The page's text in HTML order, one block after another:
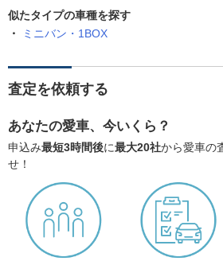
似たタイプの車種を探す
ミニバン・1BOX
査定を依頼する
あなたの愛車、今いくら？
申込み最短3時間後に最大20社から愛車の
せ！